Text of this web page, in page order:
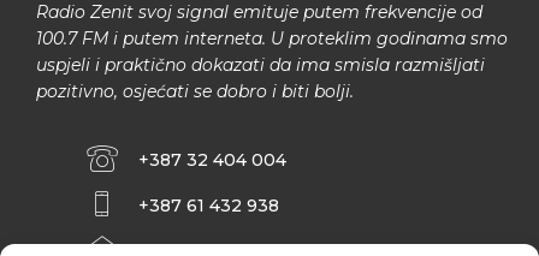
Radio Zenit svoj signal emituje putem frekvencije od
100.7 FM i putem interneta. U proteklim godinama smo
uspjeli i praktično dokazati da ima smisla razmišljati
pozitivno, osjećati se dobro i biti bolji.
+387 32 404 004
+387 61 432 938
INFO@ZENIT.BA